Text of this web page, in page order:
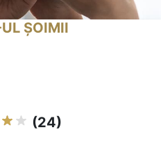
ȘOIMII
(24)